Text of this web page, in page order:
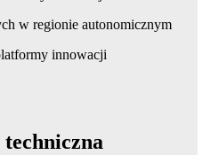
w regionie autonomicznym
innowacji